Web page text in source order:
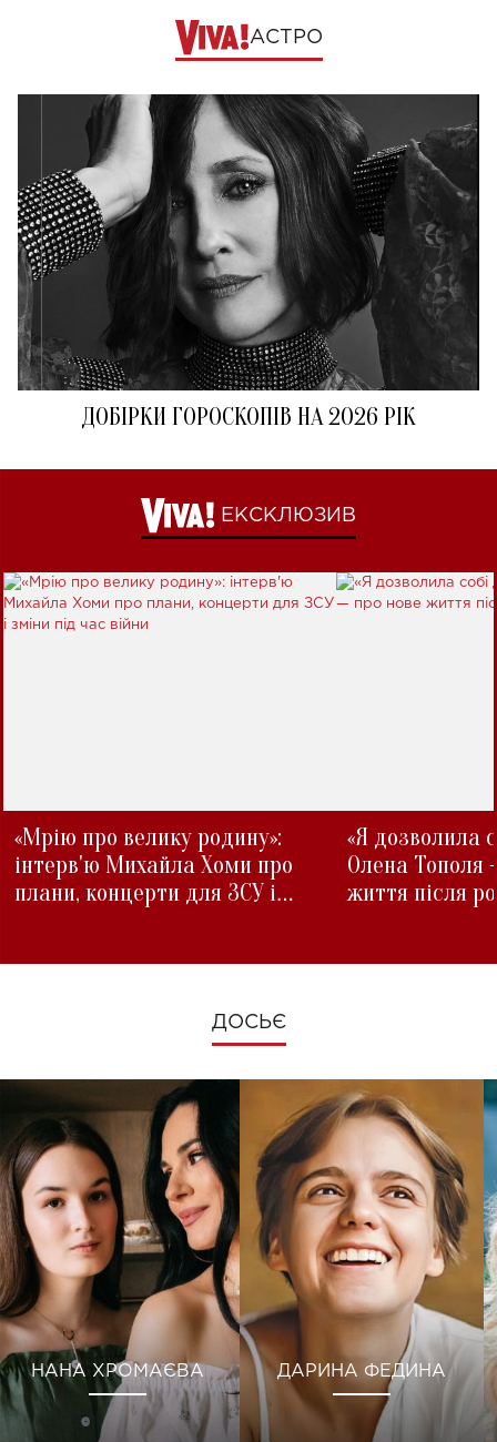
АСТРО
ДОБІРКИ ГОРОСКОПІВ НА 2026 РІК
ЕКСКЛЮЗИВ
«Мрію про велику родину»:
інтерв'ю Михайла Хоми про
плани, концерти для ЗСУ і
«Я дозволила
Олена Тополя
життя після
ДОСЬЄ
НАНА ХРОМАЄВА ДАРИНА ФЕДИНА